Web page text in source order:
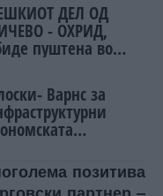
ДЕЛ ОД
- ОХРИД,
пуштена во
Варнс за
позитива